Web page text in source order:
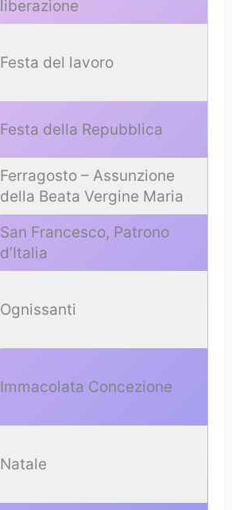
liberazione
Festa del lavoro
Festa della Repubblica
Ferragosto – Assunzione
della Beata Vergine Maria
San Francesco, Patrono
d’Italia
Ognissanti
Immacolata Concezione
Natale